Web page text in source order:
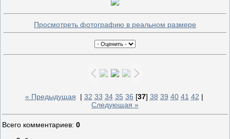
Просмотреть фотографию в реальном размере
« Предыдущая | 32 33 34 35 36 [37] 38 39 40 41 42 |
Следующая »
Всего комментариев: 0